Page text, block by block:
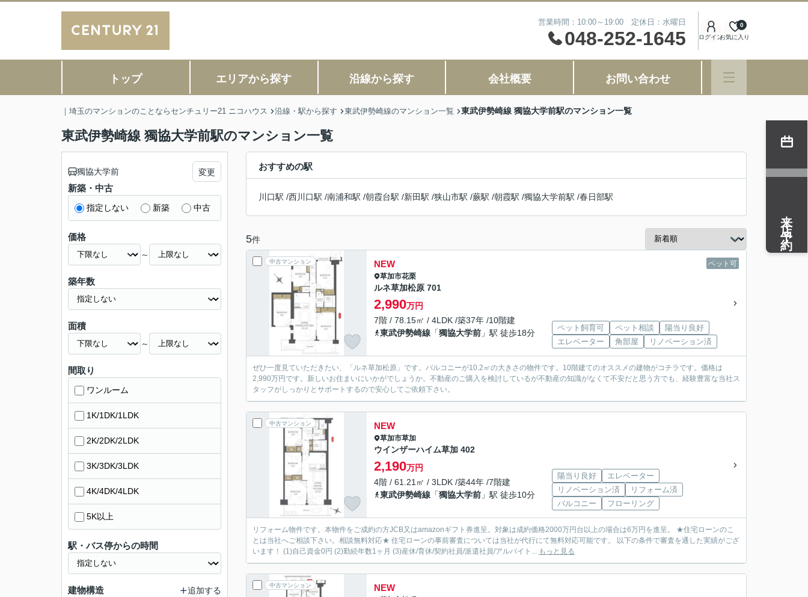
営業時間：10:00～19:00 定休日：水曜日
048-252-1645 ログインお気に入り
0
トップ エリアから探す 沿線から探す 会社概要 お問い合わせ
｜埼玉のマンションのことならセンチュリー21 ニコハウス 沿線・駅から探す 東武伊勢崎線のマンション一覧 東武伊勢崎線 獨協大学前駅のマンション一覧
東武伊勢崎線 獨協大学前駅のマンション一覧
おすすめの駅
川口駅 /西川口駅 /南浦和駅 /朝霞台駅 /新田駅 /狭山市駅 /蕨駅 /朝霞駅 /獨協大学前駅 /春日部駅
5件
中古マンション ペット可
NEW
草加市花栗
ルネ草加松原 701
2,990万円
7階 / 78.15㎡ / 4LDK /築37年 /10階建
東武伊勢崎線 「獨協大学前 」駅 徒歩18分
ペット飼育可 ペット相談
陽当り良好
エレベーター
角部屋 リノベーション済
ぜひ一度見ていただきたい、「ルネ草加松原」です。バルコニーが10.2㎡の大きさの物件です。10階建てのオススメの建物がコチラです。価格は
2,990万円です。新しいお住まいにいかがでしょうか。不動産のご購入を検討しているが不動産の知識がなくて不安だと思う方でも、経験豊富な当社ス
タッフがしっかりとサポートするので安心してご依頼下さい。
中古マンション NEW
草加市草加
ウインザーハイム草加 402
2,190万円
4階 / 61.21㎡ / 3LDK /築44年 /7階建
東武伊勢崎線 「獨協大学前 」駅 徒歩10分
陽当り良好
エレベーター
リノベーション済
リフォーム済
バルコニー
フローリング
リフォーム物件です。本物件をご成約の方JCB又はamazonギフト券進呈。対象は成約価格2000万円台以上の場合は6万円を進呈。 ★住宅ローンのこ
とは当社へご相談下さい。相談無料対応★ 住宅ローンの事前審査については当社が代行にて無料対応可能です。 以下の条件で審査を通した実績がござ
います！ (1)自己資金0円 (2)勤続年数1ヶ月 (3)産休/育休/契約社員/派遣社員/アルバイト... もっと見る
中古マンション NEW
獨協大学前 変更
新築・中古
指定しない 新築 中古
価格
～
築年数
面積
～
間取り
ワンルーム
1K/1DK/1LDK
2K/2DK/2LDK
3K/3DK/3LDK
4K/4DK/4LDK
5K以上
駅・バス停からの時間
建物構造 追加する
来店予約